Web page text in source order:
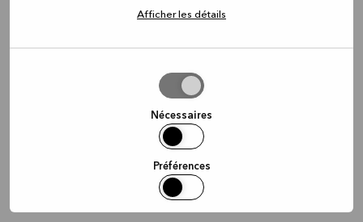
Afficher les détails
Nécessaires
Préférences